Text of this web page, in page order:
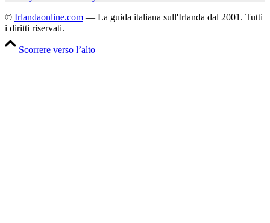
© Irlandaonline.com — La guida italiana sull'Irlanda dal 2001. Tutti
i diritti riservati.
Scorrere verso l’alto